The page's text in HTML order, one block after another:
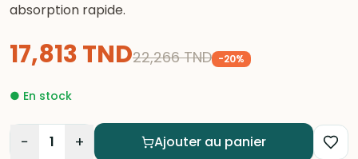
absorption rapide.
17,813TND22,266 TND -20%
● En stock
− 1 + Ajouter au panier